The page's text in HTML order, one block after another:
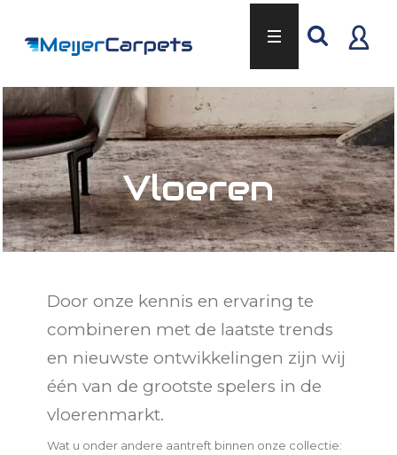
Vloeren
Door onze kennis en ervaring te
combineren met de laatste trends
en nieuwste ontwikkelingen zijn wij
één van de grootste spelers in de
vloerenmarkt.
Wat u onder andere aantreft binnen onze collectie: